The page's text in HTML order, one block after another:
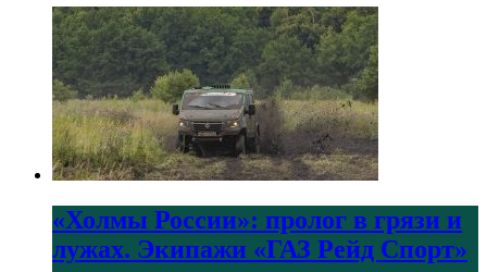
«Холмы России»: пролог в грязи и
лужах. Экипажи «ГАЗ Рейд Спорт»